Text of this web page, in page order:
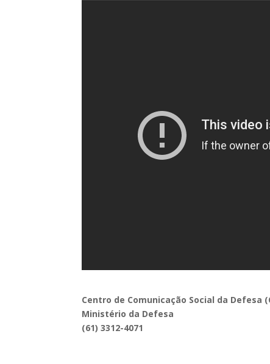
Centro de Comunicação Social da Defesa
Ministério da Defesa
(61) 3312-4071